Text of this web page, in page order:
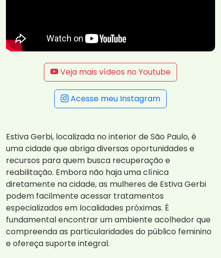
Veja mais vídeos no Youtube
Acesse meu Instagram
Estiva Gerbi, localizada no interior de São Paulo, é
uma cidade que abriga diversas oportunidades e
recursos para quem busca recuperação e
reabilitação. Embora não haja uma clínica
diretamente na cidade, as mulheres de Estiva Gerbi
podem facilmente acessar tratamentos
especializados em localidades próximas. É
fundamental encontrar um ambiente acolhedor que
compreenda as particularidades do público feminino
e ofereça suporte integral.